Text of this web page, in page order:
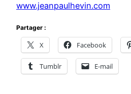
www.jeanpaulhevin.com
Partager :
X Facebook
Tumblr E-mail